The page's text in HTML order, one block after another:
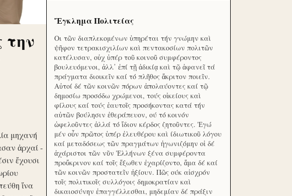
την
μηχανή
ἀρχαί -
ἔχουσι
ἵνα
Ἔγκλημα Πολιτείας
Οι τῶν διαπλεκομένων ὑπηρέται τήν γνώμην καὶ
ψῆφον τετρακισχιλίων καὶ πεντακοσίων πολιτῶν
κατέλυσαν, οὐχ ὑπέρ τοῦ κοινοῦ συμφέροντος
βουλευόμενοι, ἀλλ᾽ ἐπί τῇ ἀδικίᾳ καὶ τῷ ἀφανεῖ τά
πράγματα διοικεῖν καί τό πλῆθος ἄκριτον ποιεῖν.
Αὐτοί δέ τῶν κοινῶν πόρων ἀπολαύοντες καί τῷ
δημοσίω προσόδω χρώμενοι, τούς οἰκείους καὶ
φίλους καί τούς ἑαυτοῖς προσήκοντας κατά τήν
αὑτῶν βούλησιν ἐθεράπευον, ού τό κοινόν
ὠφελοῦντες ἀλλά τό ἴδιον κέρδος ζητοῦντες. Ἐγώ
μέν οὖν πρῶτος ὑπέρ ἐλευθέρου καὶ ίδιωτικοῦ λόγου
καί μεταδόσεως τῶν πραγμάτων ἠγωνιζόμην οἱ δέ
ἀχάριστοι τῶν νῦν Ἑλλήνων ξένα συμφέροντα
προὔκρινον καί τοῖς ἔξωθεν ἐχαρίζοντο, ἅμα δέ καί
τῶν κοινῶν προστατεῖν ἠξίουν. Πῶς ούκ αἰσχρόν
τοῖς πολιτικοῖς συλλόγοις δημοκρατίαν καὶ
δικαιοσύνην ἐπαγγέλλεσθαι, μηδεμίαν δέ πράξιν